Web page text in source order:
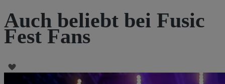
Auch beliebt bei Fusic
Fest Fans